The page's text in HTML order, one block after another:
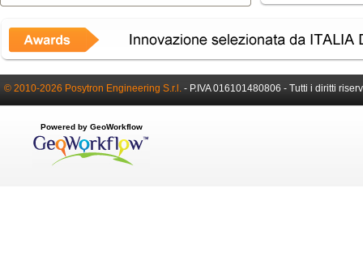
© 2010-2026 Posytron Engineering S.r.l. - P.IVA 016101480806 - Tutti i diritti
Powered by GeoWorkflow